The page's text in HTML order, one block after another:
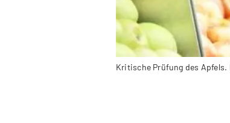
Kritische Prüfung des